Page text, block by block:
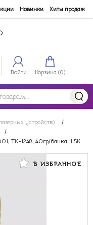
Новинки Хиты продаж
Войти Корзина (0)
устройств)
/
/
TK-1248, 40гр/банка, 1.5K
В ИЗБРАННОЕ